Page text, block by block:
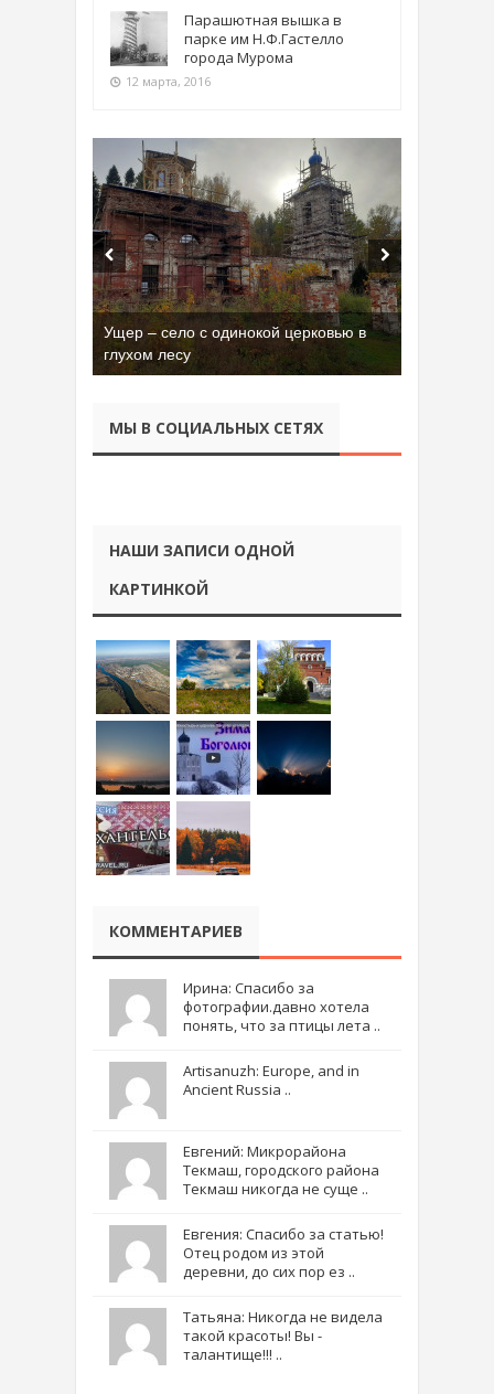
Парашютная вышка в
парке им Н.Ф.Гастелло
города Мурома
12 марта, 2016
Ущер – село с одинокой церковью в
глухом лесу
МЫ В СОЦИАЛЬНЫХ СЕТЯХ
НАШИ ЗАПИСИ ОДНОЙ
КАРТИНКОЙ
КОММЕНТАРИЕВ
Ирина: Спасибо за
фотографии.давно хотела
понять, что за птицы лета ..
Artisanuzh: Europe, and in
Ancient Russia ..
Евгений: Микрорайона
Текмаш, городского района
Текмаш никогда не суще ..
Евгения: Спасибо за статью!
Отец родом из этой
деревни, до сих пор ез ..
Татьяна: Никогда не видела
такой красоты! Вы -
талантище!!! ..